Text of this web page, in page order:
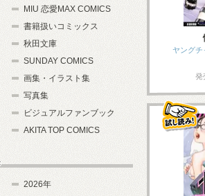
ヤングチ
発
MIU 恋愛MAX COMICS
書籍扱いコミックス
秋田文庫
SUNDAY COMICS
画集・イラスト集
写真集
ビジュアルファンブック
AKITA TOP COMICS
2026年